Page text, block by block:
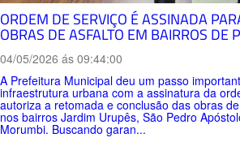
ORDEM DE SERVIÇO É ASSINADA
OBRAS DE ASFALTO EM BAIRROS DE
04/05/2026 ás 09:44:00
A Prefeitura Municipal deu um passo
infraestrutura urbana com a assinatura da
autoriza a retomada e conclusão das obras
nos bairros Jardim Urupês, São Pedro
Morumbi. Buscando garan...